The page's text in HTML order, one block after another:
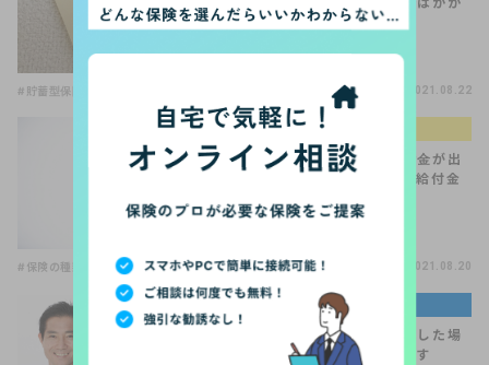
るの？
#貯蓄型保険 2021.08.22
生命保険の選び方
「骨折、ひび」で給付金が出
る保険って？特定損傷給付金
#保険の種類 #保険の選び方 #医療保険 2021.08.20
著名人・専門家コラム
よくある質問「自殺をした場
合、保険金っております